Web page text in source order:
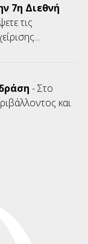
7η Διεθνή
τις
- Στο
και